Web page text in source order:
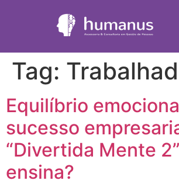
Tag:
Equilíbrio
sucesso
“Divertida Mente
ensina?